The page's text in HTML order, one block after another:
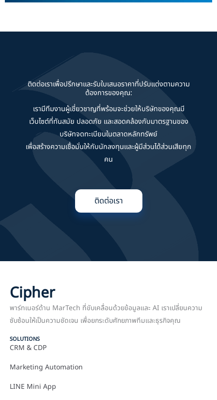
ติดต่อเราเพื่อปรึกษาและรับใบเสนอราคาที่ปรับแต่งตามความ
ต้องการของคุณ:
เรามีทีมงานผู้เชี่ยวชาญที่พร้อมจะช่วยให้บริษัทของคุณมี
เว็บไซต์ที่ทันสมัย ปลอดภัย และสอดคล้องกับมาตรฐานของ
บริษัทจดทะเบียนในตลาดหลักทรัพย์
เพื่อสร้างความเชื่อมั่นให้กับนักลงทุนและผู้มีส่วนได้ส่วนเสียทุก
คน
ติดต่อเรา
Cipher
พาร์ทเนอร์ด้าน MarTech ที่ขับเคลื่อนด้วยข้อมูลและ AI เราเปลี่ยนความ
ซับซ้อนให้เป็นความชัดเจน เพื่อยกระดับศักยภาพทีมและธุรกิจคุณ
SOLUTIONS
CRM & CDP
Marketing Automation
LINE Mini App